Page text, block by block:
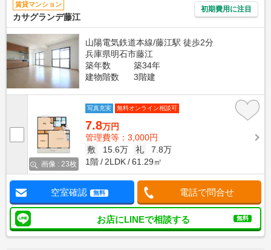
賃貸マンション
カサグランデ藤江
初期費用に注目
山陽電気鉄道本線/藤江駅 徒歩2分
兵庫県明石市藤江
築年数
築34年
建物階数
3階建
画像 : 23枚
写真充実 無料オンライン相談可
7.8万円
管理費等：3,000円
敷
15.6万 礼
7.8万
1階
2LDK 61.29㎡
空室確認 無料 電話で問合せ
お店にLINEで相談する 無料